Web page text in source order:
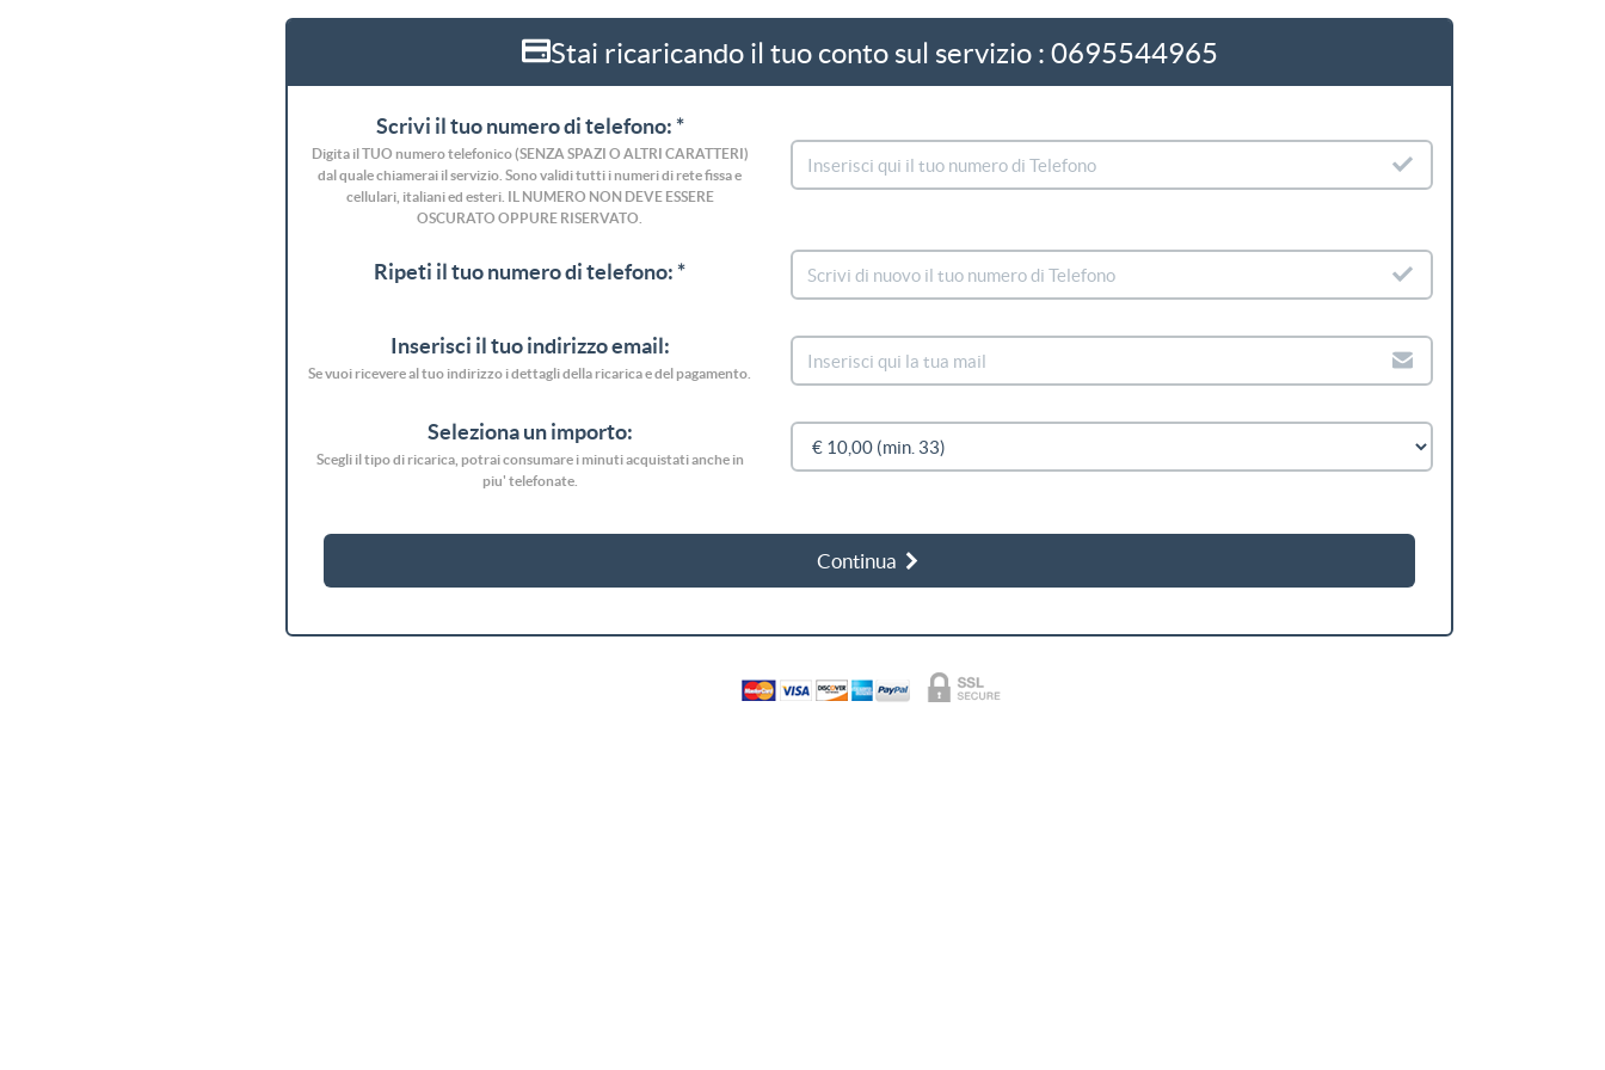
Stai ricaricando il tuo conto sul servizio : 0695544965
Scrivi il tuo numero di telefono: *
Digita il TUO numero telefonico (SENZA SPAZI O ALTRI CARATTERI)
dal quale chiamerai il servizio. Sono validi tutti i numeri di rete fissa e
cellulari, italiani ed esteri. IL NUMERO NON DEVE ESSERE
OSCURATO OPPURE RISERVATO.
Ripeti il tuo numero di telefono: *
Inserisci il tuo indirizzo email:
Se vuoi ricevere al tuo indirizzo i dettagli della ricarica e del pagamento.
Seleziona un importo:
Scegli il tipo di ricarica, potrai consumare i minuti acquistati anche in
piu' telefonate.
Continua